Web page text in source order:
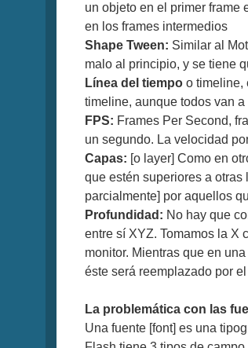
un objeto en el primer frame
en los frames intermedios
Shape Tween: Similar al
malo al principio, y se tiene
Línea del tiempo o timeline,
timeline, aunque todos van
FPS: Frames Per Second,
un segundo. La velocidad
Capas: [o layer] Como en
que estén superiores a
parcialmente] por aquellos
Profundidad: No hay que
entre sí XYZ. Tomamos la X
monitor. Mientras que en
éste será reemplazado por
La problemática con las
Una fuente [font] es una